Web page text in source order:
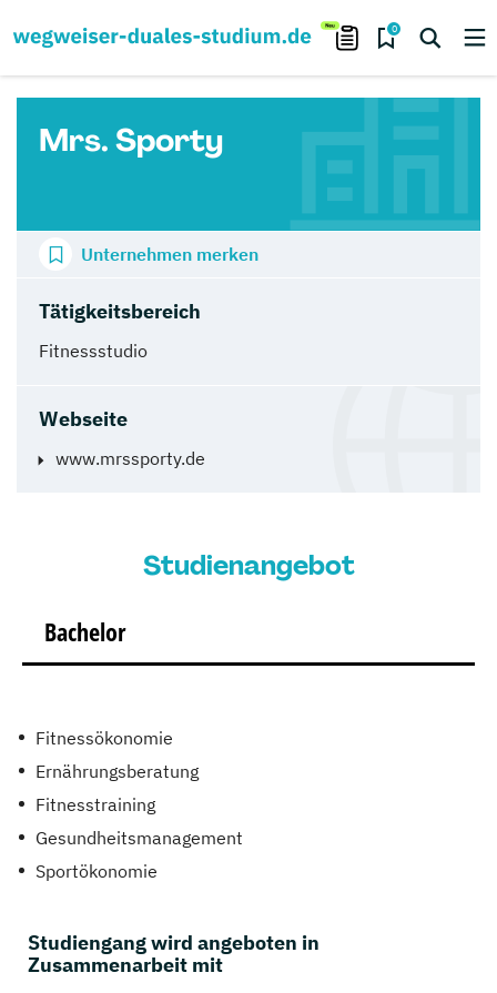
0
Mrs. Sporty
Tätigkeitsbereich
Fitnessstudio
Webseite
www.mrssporty.de
Unternehmen merken
Studienangebot
Bachelor
Fitnessökonomie
Ernährungsberatung
Fitnesstraining
Gesundheitsmanagement
Sportökonomie
Studiengang wird angeboten in
Zusammenarbeit mit